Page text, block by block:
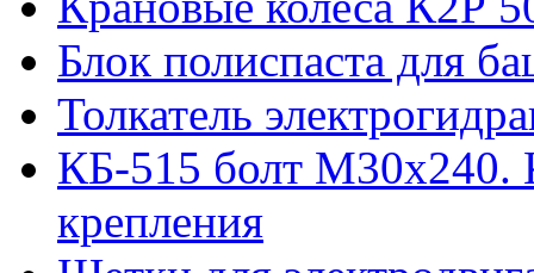
Блок полиспаста для
Толкатель
КБ-515 болт М30х240.
крепления